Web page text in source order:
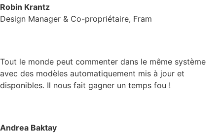
Robin Krantz
Design Manager & Co-propriétaire, Fram
Tout le monde peut commenter dans le même système
avec des modèles automatiquement mis à jour et
disponibles. Il nous fait gagner un temps fou !
Andrea Baktay